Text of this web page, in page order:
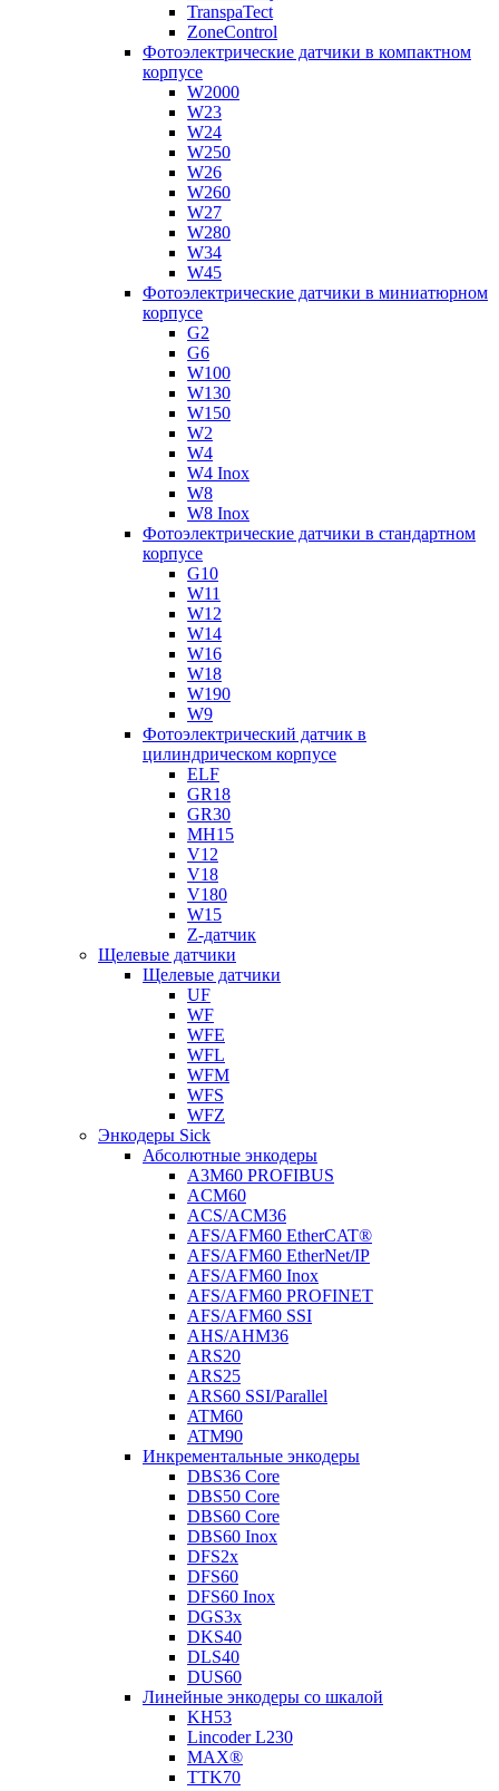
TranspaTect
ZoneControl
Фотоэлектрические датчики в компактном
корпусе
W2000
W23
W24
W250
W26
W260
W27
W280
W34
W45
Фотоэлектрические датчики в миниатюрном
корпусе
G2
G6
W100
W130
W150
W2
W4
W4 Inox
W8
W8 Inox
Фотоэлектрические датчики в стандартном
корпусе
G10
W11
W12
W14
W16
W18
W190
W9
Фотоэлектрический датчик в
цилиндрическом корпусе
ELF
GR18
GR30
MH15
V12
V18
V180
W15
Z-датчик
Щелевые датчики
Щелевые датчики
UF
WF
WFE
WFL
WFM
WFS
WFZ
Энкодеры Sick
Абсолютные энкодеры
A3M60 PROFIBUS
ACM60
ACS/ACM36
AFS/AFM60 EtherCAT®
AFS/AFM60 EtherNet/IP
AFS/AFM60 Inox
AFS/AFM60 PROFINET
AFS/AFM60 SSI
AHS/AHM36
ARS20
ARS25
ARS60 SSI/Parallel
ATM60
ATM90
Инкрементальные энкодеры
DBS36 Core
DBS50 Core
DBS60 Core
DBS60 Inox
DFS2x
DFS60
DFS60 Inox
DGS3x
DKS40
DLS40
DUS60
Линейные энкодеры со шкалой
KH53
Lincoder L230
MAX®
TTK70